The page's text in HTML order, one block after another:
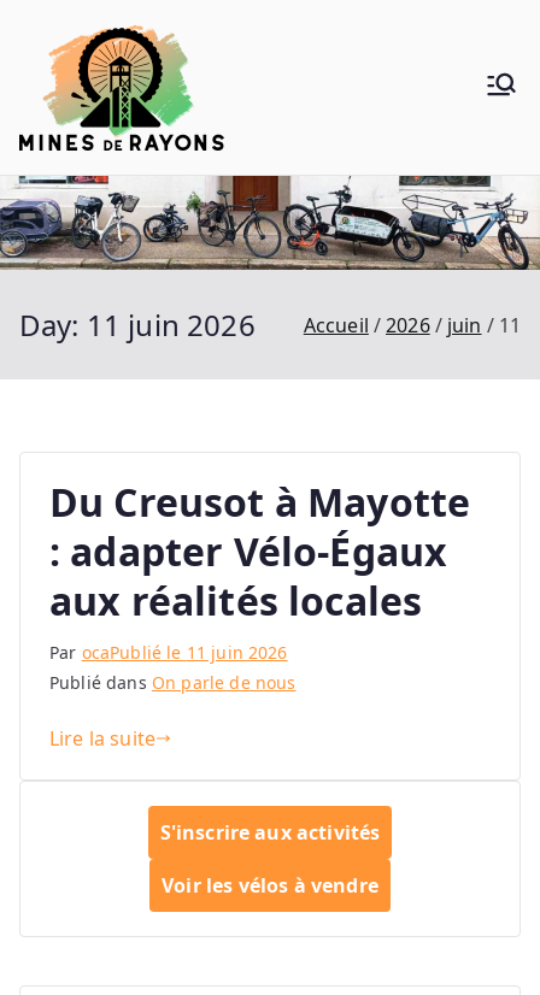
contenu
Rayons
Day: 11 juin 2026 Accueil 2026 juin 11
Du Creusot à Mayotte
: adapter Vélo-Égaux
aux réalités locales
Par ocaPublié le 11 juin 2026
Publié dans On parle de nous
Lire la suite
S'inscrire aux activités
Voir les vélos à vendre